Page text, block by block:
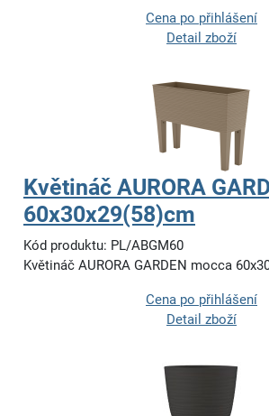
Cena po přihlášení
Detail zboží
Květináč AURORA
60x30x29(58)cm
Kód produktu: PL/ABGM60
Květináč AURORA GARDEN mocca
Cena po přihlášení
Detail zboží